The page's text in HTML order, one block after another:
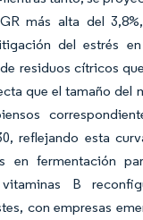
más alta del
del estrés
residuos cítricos
que el tamaño del
reflejando esta
en fermentación
B
con empresas